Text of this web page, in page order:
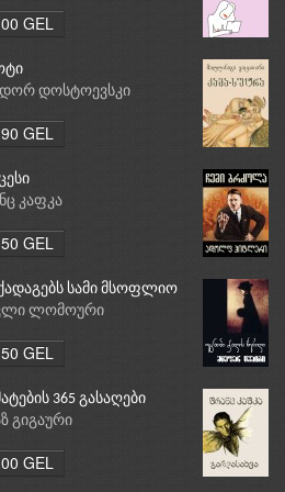
GEL
დოსტოევსკი
GEL
კაფკა
GEL
სამი მსოფლიო
ბუდიზმი,
ლომოური
GEL
365 გასაღები
გიგაური
GEL